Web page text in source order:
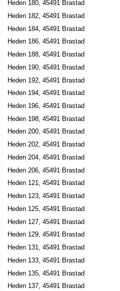
Heden 180, 45491 Brastad
Heden 182, 45491 Brastad
Heden 184, 45491 Brastad
Heden 186, 45491 Brastad
Heden 188, 45491 Brastad
Heden 190, 45491 Brastad
Heden 192, 45491 Brastad
Heden 194, 45491 Brastad
Heden 196, 45491 Brastad
Heden 198, 45491 Brastad
Heden 200, 45491 Brastad
Heden 202, 45491 Brastad
Heden 204, 45491 Brastad
Heden 206, 45491 Brastad
Heden 121, 45491 Brastad
Heden 123, 45491 Brastad
Heden 125, 45491 Brastad
Heden 127, 45491 Brastad
Heden 129, 45491 Brastad
Heden 131, 45491 Brastad
Heden 133, 45491 Brastad
Heden 135, 45491 Brastad
Heden 137, 45491 Brastad